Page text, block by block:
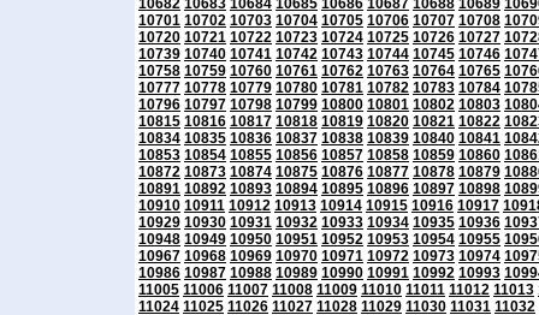
10682 10683 10684 10685 10686 10687 10688 10689
10701 10702 10703 10704 10705 10706 10707 10708
10720 10721 10722 10723 10724 10725 10726 10727
10739 10740 10741 10742 10743 10744 10745 10746
10758 10759 10760 10761 10762 10763 10764 10765
10777 10778 10779 10780 10781 10782 10783 10784
10796 10797 10798 10799 10800 10801 10802 10803
10815 10816 10817 10818 10819 10820 10821 10822
10834 10835 10836 10837 10838 10839 10840 10841
10853 10854 10855 10856 10857 10858 10859 10860
10872 10873 10874 10875 10876 10877 10878 10879
10891 10892 10893 10894 10895 10896 10897 10898
10910 10911 10912 10913 10914 10915 10916 10917
10929 10930 10931 10932 10933 10934 10935 10936
10948 10949 10950 10951 10952 10953 10954 10955
10967 10968 10969 10970 10971 10972 10973 10974
10986 10987 10988 10989 10990 10991 10992 10993
11005 11006 11007 11008 11009 11010 11011 11012 11013
11024 11025 11026 11027 11028 11029 11030 11031 11032